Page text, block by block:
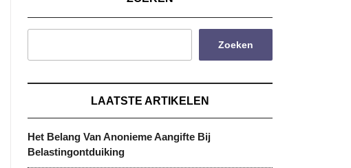
Zoeken
LAATSTE ARTIKELEN
Het Belang Van Anonieme Aangifte Bij
Belastingontduiking